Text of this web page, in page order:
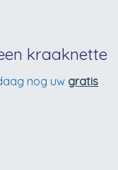
kraaknette
nog uw gratis